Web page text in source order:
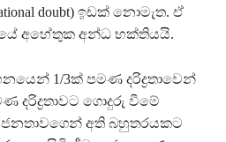
doubt) ඉඩක් නොමැත. ඒ
අහේතුක අන්ධ භක්තියයි.
1/3ක් පමණ දරිද්‍රතාවෙන්
දරිද්‍රතාවට ගොදුරු වීමේ
අති බහුතරයකට